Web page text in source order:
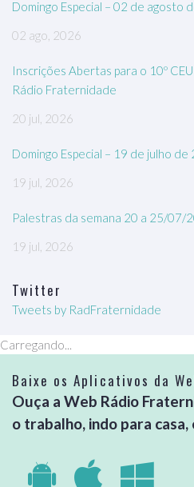
Domingo Especial – 02 de agosto
02 ago, 2026
Inscrições Abertas para o 10º
Rádio Fraternidade
20 jul, 2026
Domingo Especial – 19 de julho de
19 jul, 2026
Palestras da semana 20 a 25/07/
19 jul, 2026
Twitter
Tweets by RadFraternidade
Carregando...
Baixe os Aplicativos da
Ouça a Web Rádio
o trabalho, indo para casa,